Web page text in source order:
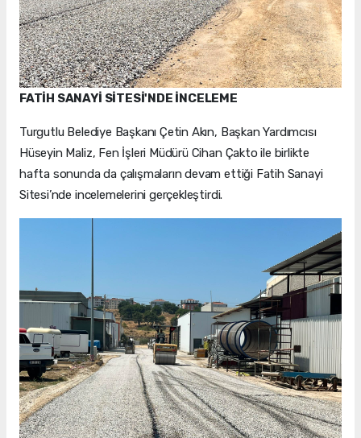
FATİH SANAYİ SİTESİ'NDE İNCELEME
Turgutlu Belediye Başkanı Çetin Akın, Başkan Yardımcısı
Hüseyin Maliz, Fen İşleri Müdürü Cihan Çakto ile birlikte
hafta sonunda da çalışmaların devam ettiği Fatih Sanayi
Sitesi’nde incelemelerini gerçekleştirdi.